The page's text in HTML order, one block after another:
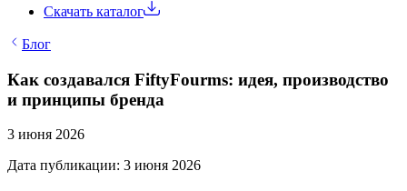
Скачать каталог
Блог
Как создавался FiftyFourms: идея, производство
и принципы бренда
3 июня 2026
Дата публикации: 3 июня 2026